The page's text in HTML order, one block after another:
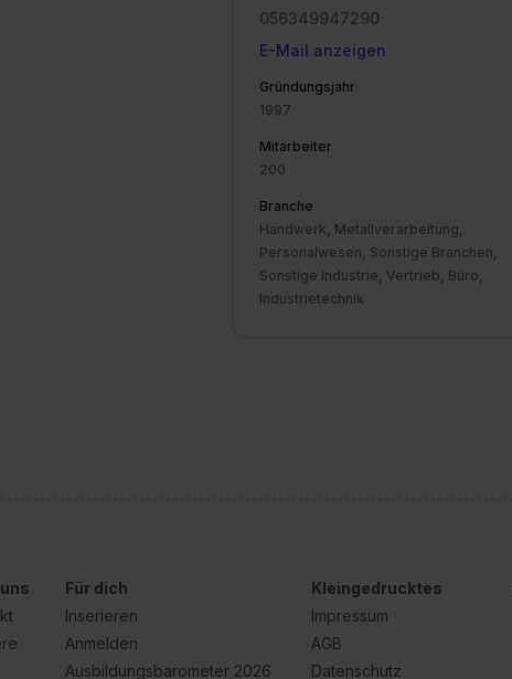
056349947290
E-Mail anzeigen
Gründungsjahr
1997
Mitarbeiter
200
Branche
Handwerk, Metallverarbeitung,
Personalwesen, Sonstige Branchen,
Sonstige Industrie, Vertrieb, Büro,
Industrietechnik
Für dich
Inserieren
Anmelden
Ausbildungsbarometer 2026
Kleingedrucktes
Impressum
AGB
Datenschutz